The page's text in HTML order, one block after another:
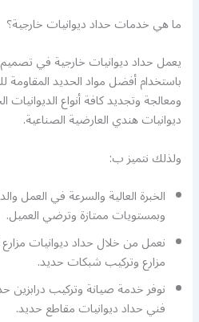
ما هي خدمات حداد ديوانيات خارجية؟
يعمل حداد ديوانيات خارجية في
باستخدام أفضل مواد الحديد المقاومة
ومعالجة وتجديد كافة أنواع
ديوانيات هندي العارضية الصناعية.
ولذلك نتميز ب:
الخبرة العالية والسرعة في العمل
وبمستويات ممتازة وترضي العميل.
نعمل من خلال حداد ديوانيات
مزارع وتركيب شبكات حديد.
نوفر خدمة صيانة وتركيب درابزين
فني حداد ديوانيات مقاطع حديد.